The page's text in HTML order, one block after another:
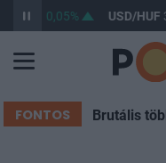
0,05% USD/HUF
FONTOS Brutális